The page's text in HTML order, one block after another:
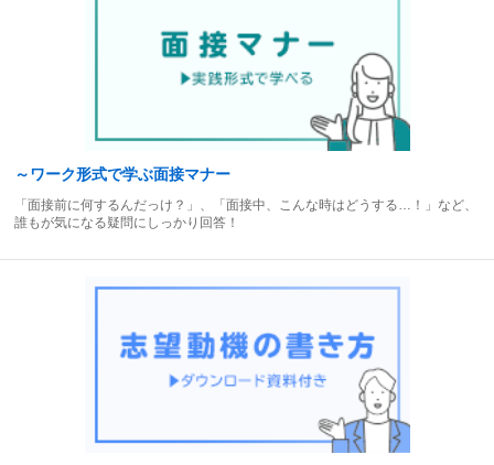
～ワーク形式で学ぶ面接マナー
「面接前に何するんだっけ？」、「面接中、こんな時はどうする…！」など、
誰もが気になる疑問にしっかり回答！